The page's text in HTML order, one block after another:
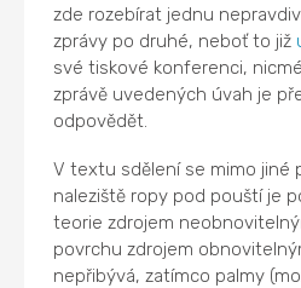
zde rozebírat jednu
zprávy po druhé, neboť to již
své tiskové konferenci,
zprávě uvedených úvah je
odpovědět.
V textu sdělení se mimo jiné
naleziště ropy pod pouští je
teorie zdrojem
povrchu zdrojem
nepřibývá, zatímco palmy